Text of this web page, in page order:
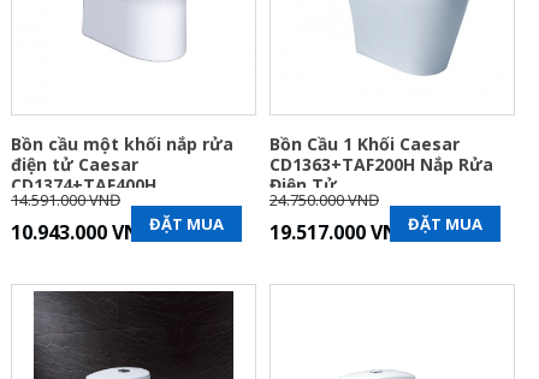
Bồn cầu một khối nắp rửa
điện tử Caesar
CD1374+TAF400H
14.591.000 VNĐ
10.943.000 VNĐĐẶT MUA
Bồn Cầu 1 Khối Caesar
CD1363+TAF200H Nắp Rửa
Điện Tử
24.750.000 VNĐ
19.517.000 VNĐĐẶT MUA